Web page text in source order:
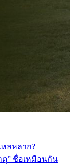
หลหลาก?
” ชื่อเหมือนกัน